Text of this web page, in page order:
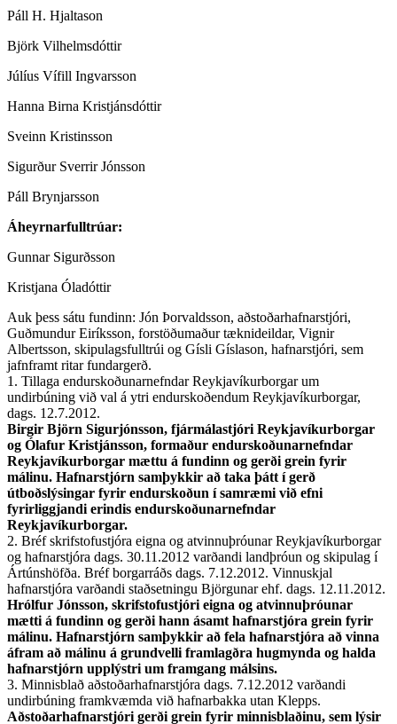
Páll H. Hjaltason
Björk Vilhelmsdóttir
Júlíus Vífill Ingvarsson
Hanna Birna Kristjánsdóttir
Sveinn Kristinsson
Sigurður Sverrir Jónsson
Páll Brynjarsson
Áheyrnarfulltrúar:
Gunnar Sigurðsson
Kristjana Óladóttir
Auk þess sátu fundinn: Jón Þorvaldsson, aðstoðarhafnarstjóri,
Guðmundur Eiríksson, forstöðumaður tæknideildar, Vignir
Albertsson, skipulagsfulltrúi og Gísli Gíslason, hafnarstjóri, sem
jafnframt ritar fundargerð.
1. Tillaga endurskoðunarnefndar Reykjavíkurborgar um
undirbúning við val á ytri endurskoðendum Reykjavíkurborgar,
dags. 12.7.2012.
Birgir Björn Sigurjónsson, fjármálastjóri Reykjavíkurborgar
og Ólafur Kristjánsson, formaður endurskoðunarnefndar
Reykjavíkurborgar mættu á fundinn og gerði grein fyrir
málinu. Hafnarstjórn samþykkir að taka þátt í gerð
útboðslýsingar fyrir endurskoðun í samræmi við efni
fyrirliggjandi erindis endurskoðunarnefndar
Reykjavíkurborgar.
2. Bréf skrifstofustjóra eigna og atvinnuþróunar Reykjavíkurborgar
og hafnarstjóra dags. 30.11.2012 varðandi landþróun og skipulag í
Ártúnshöfða. Bréf borgarráðs dags. 7.12.2012. Vinnuskjal
hafnarstjóra varðandi staðsetningu Björgunar ehf. dags. 12.11.2012.
Hrólfur Jónsson, skrifstofustjóri eigna og atvinnuþróunar
mætti á fundinn og gerði hann ásamt hafnarstjóra grein fyrir
málinu. Hafnarstjórn samþykkir að fela hafnarstjóra að vinna
áfram að málinu á grundvelli framlagðra hugmynda og halda
hafnarstjórn upplýstri um framgang málsins.
3. Minnisblað aðstoðarhafnarstjóra dags. 7.12.2012 varðandi
undirbúning framkvæmda við hafnarbakka utan Klepps.
Aðstoðarhafnarstjóri gerði grein fyrir minnisblaðinu, sem lýsir